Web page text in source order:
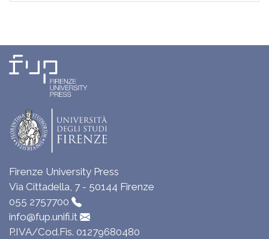
Firenze University Press
Via Cittadella, 7 - 50144 Firenze
055 2757700
info@fup.unifi.it
P.IVA/Cod.Fis. 01279680480